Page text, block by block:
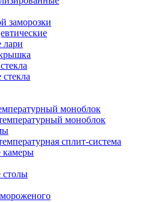
заморозки
лари
моноблок
моноблок
сплит-система
камеры
столы